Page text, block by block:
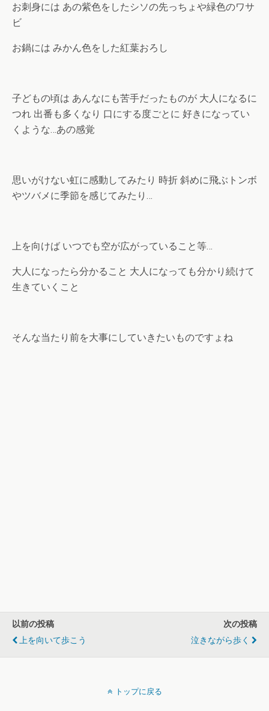
お刺身には あの紫色をしたシソの先っちょや緑色のワサ
ビ
お鍋には みかん色をした紅葉おろし
子どもの頃は あんなにも苦手だったものが 大人になるに
つれ 出番も多くなり 口にする度ごとに 好きになってい
くような…あの感覚
思いがけない虹に感動してみたり 時折 斜めに飛ぶトンボ
やツバメに季節を感じてみたり…
上を向けば いつでも空が広がっていること等…
大人になったら分かること 大人になっても分かり続けて
生きていくこと
そんな当たり前を大事にしていきたいものですょね
以前の投稿
上を向いて歩こう
次の投稿
泣きながら歩く
トップに戻る